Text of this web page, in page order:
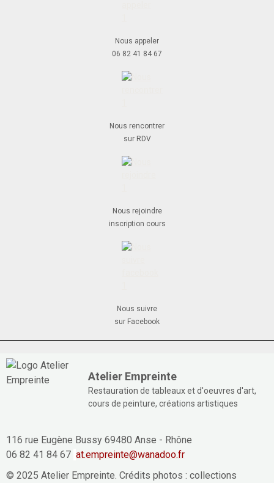
Nous appeler
06 82 41 84 67
Nous rencontrer
sur RDV
Nous rejoindre
inscription cours
Nous suivre
sur Facebook
Atelier Empreinte
Restauration de tableaux et d'oeuvres d'art,
cours de peinture, créations artistiques
116 rue Eugène Bussy 69480 Anse - Rhône
06 82 41 84 67 at.empreinte@wanadoo.fr
© 2025 Atelier Empreinte. Crédits photos : collections